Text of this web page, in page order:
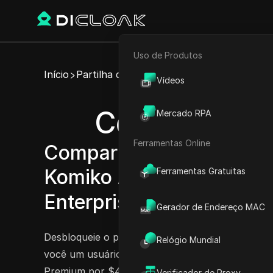
E-commerce
Uso de Produtos
Vídeos
Mercado RPA
Ferramentas Online
Ferramentas Gratuitas
Gerador de Endereço MAC
Relógio Mundial
Início Partilha de Conta
Compartilhe
Compartilhe facilmente
Komiko Advanced,
Enterprise.
Experimente agora
Desbloqueie o poder do Komiko
você um usuário do plano Starter por $8,33/